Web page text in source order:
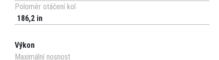
Poloměr otáčení kol
186,2 in
Výkon
Maximální nosnost